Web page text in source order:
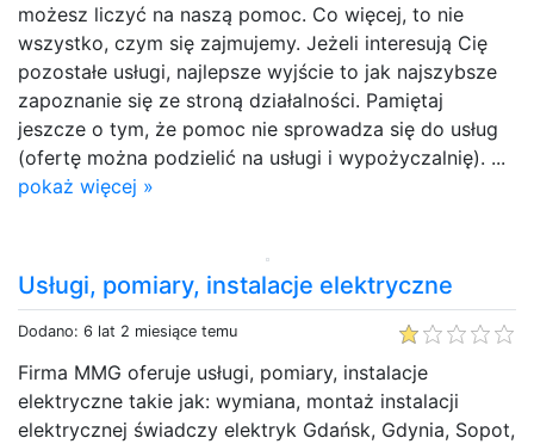
możesz liczyć na naszą pomoc. Co więcej, to nie
wszystko, czym się zajmujemy. Jeżeli interesują Cię
pozostałe usługi, najlepsze wyjście to jak najszybsze
zapoznanie się ze stroną działalności. Pamiętaj
jeszcze o tym, że pomoc nie sprowadza się do usług
(ofertę można podzielić na usługi i wypożyczalnię). ...
pokaż więcej »
Usługi, pomiary, instalacje elektryczne
Dodano: 6 lat 2 miesiące temu
Firma MMG oferuje usługi, pomiary, instalacje
elektryczne takie jak: wymiana, montaż instalacji
elektrycznej świadczy elektryk Gdańsk, Gdynia, Sopot,